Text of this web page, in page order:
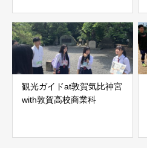
観光ガイドat敦賀気比神宮
with敦賀高校商業科